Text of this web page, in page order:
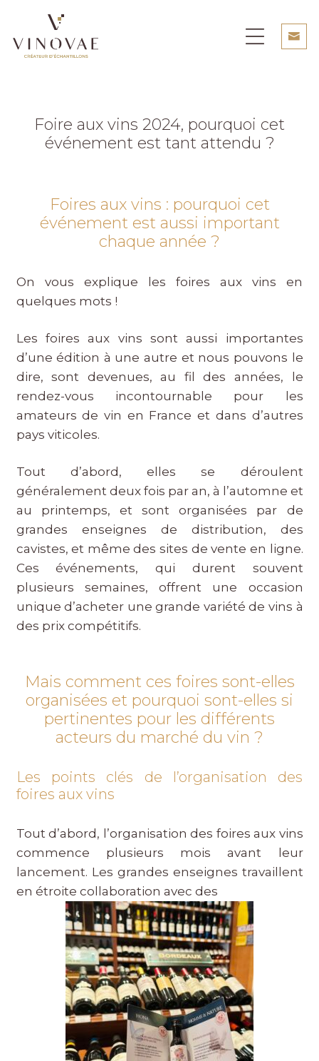
Foire aux vins 2024, pourquoi cet
événement est tant attendu ?
Foires aux vins : pourquoi cet
événement est aussi important
chaque année ?
On vous explique les foires aux vins en
quelques mots !
Les foires aux vins sont aussi importantes
d’une édition à une autre et nous pouvons le
dire, sont devenues, au fil des années, le
rendez-vous incontournable pour les
amateurs de vin en France et dans d’autres
pays viticoles.
Tout d’abord, elles se déroulent
généralement deux fois par an, à l’automne et
au printemps, et sont organisées par de
grandes enseignes de distribution, des
cavistes, et même des sites de vente en ligne.
Ces événements, qui durent souvent
plusieurs semaines, offrent une occasion
unique d’acheter une grande variété de vins à
des prix compétitifs.
Mais comment ces foires sont-elles
organisées et pourquoi sont-elles si
pertinentes pour les différents
acteurs du marché du vin ?
Les points clés de l’organisation des
foires aux vins
Tout d’abord, l’organisation des foires aux vins
commence plusieurs mois avant leur
lancement. Les grandes enseignes travaillent
en étroite collaboration avec des